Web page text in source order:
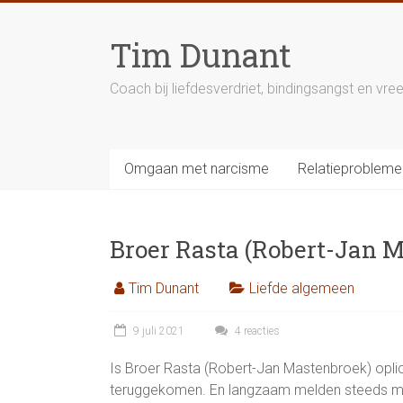
Tim Dunant
Coach bij liefdesverdriet, bindingsangst en
Omgaan met narcisme
Broer Rasta (Robert-Jan
Tim Dunant Liefde algemeen
9 juli 2021 4 reacties
Is Broer Rasta (Robert-Jan Mastenbroek)
teruggekomen. En langzaam melden steeds